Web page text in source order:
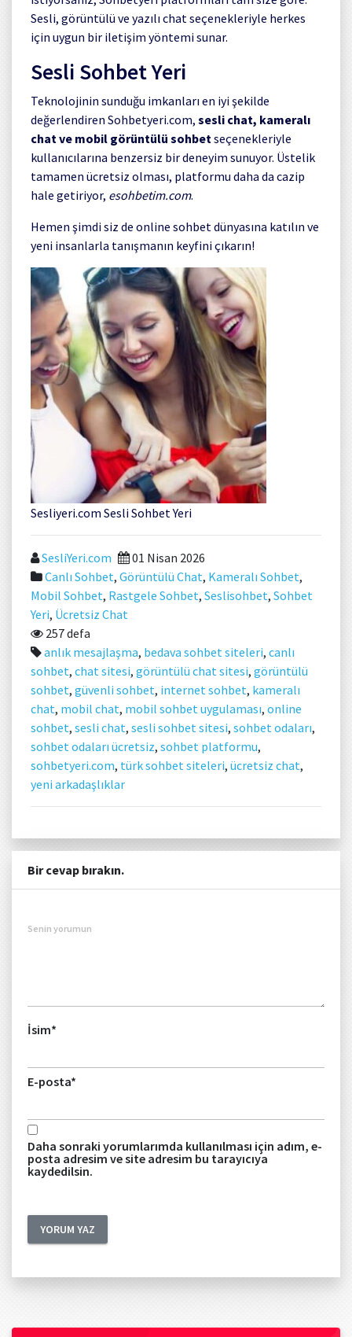
Sesli, görüntülü ve yazılı chat seçenekleriyle herkes
için uygun bir iletişim yöntemi sunar.
Sesli Sohbet Yeri
Teknolojinin sunduğu imkanları en iyi şekilde
değerlendiren Sohbetyeri.com, sesli chat, kameralı
chat ve mobil görüntülü sohbetseçenekleriyle
kullanıcılarına benzersiz bir deneyim sunuyor. Üstelik
tamamen ücretsiz olması, platformu daha da cazip
hale getiriyor, esohbetim.com.
Hemen şimdi siz de online sohbet dünyasına katılın ve
yeni insanlarla tanışmanın keyfini çıkarın!
Sesliyeri.com Sesli Sohbet Yeri
SesliYeri.com
01 Nisan 2026
Canlı Sohbet, Görüntülü Chat, Kameralı Sohbet,
Mobil Sohbet, Rastgele Sohbet, Seslisohbet, Sohbet
Yeri, Ücretsiz Chat
257 defa
anlık mesajlaşma, bedava sohbet siteleri, canlı
sohbet, chat sitesi, görüntülü chat sitesi, görüntülü
sohbet, güvenli sohbet, internet sohbet, kameralı
chat, mobil chat, mobil sohbet uygulaması, online
sohbet, sesli chat, sesli sohbet sitesi, sohbet odaları,
sohbet odaları ücretsiz, sohbet platformu,
sohbetyeri.com, türk sohbet siteleri, ücretsiz chat,
yeni arkadaşlıklar
Bir cevap bırakın.
Senin yorumun
İsim*
E-posta*
Daha sonraki yorumlarımda kullanılması için adım, e-
posta adresim ve site adresim bu tarayıcıya
kaydedilsin.